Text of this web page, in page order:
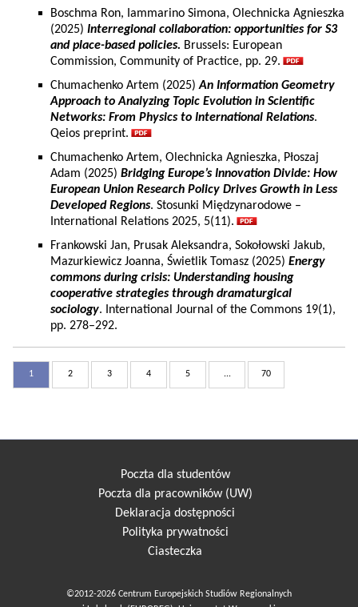
Boschma Ron, Iammarino Simona, Olechnicka Agnieszka
(2025) Interregional collaboration: opportunities for S3
and place-based policies. Brussels: European
Commission, Community of Practice, pp. 29.
Chumachenko Artem (2025)An Information Geometry
Approach to Analyzing Topic Evolution in Scientific
Networks: From Physics to International Relations.
Qeios preprint.
Chumachenko Artem, Olechnicka Agnieszka, Płoszaj
Adam (2025) Bridging Europe’s Innovation Divide: How
European Union Research Policy Drives Growth in Less
Developed Regions. Stosunki Międzynarodowe –
International Relations 2025, 5(11).
Frankowski Jan, Prusak Aleksandra, Sokołowski Jakub,
Mazurkiewicz Joanna, Świetlik Tomasz (2025) Energy
commons during crisis: Understanding housing
cooperative strategies through dramaturgical
sociology. International Journal of the Commons 19(1),
pp. 278–292.
1 2 3 4 5 ... 70
Poczta dla studentów
Poczta dla pracowników (UW)
Deklaracja dostępności
Polityka prywatności
Ciasteczka
©2012-2026 Centrum Europejskich Studiów Regionalnych